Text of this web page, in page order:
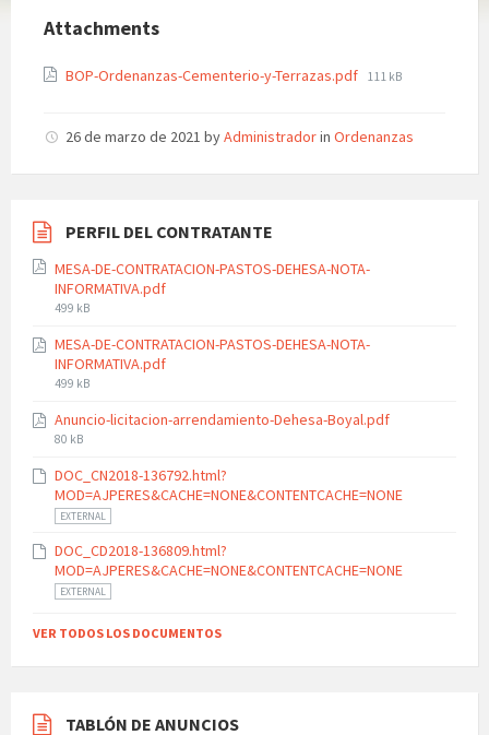
Attachments
BOP-Ordenanzas-Cementerio-y-Terrazas.pdf File
111 kB
26 de marzo de 2021 byAdministradorin Ordenanzas
PERFIL DEL CONTRATANTE
MESA-DE-CONTRATACION-PASTOS-DEHESA-NOTA-
INFORMATIVA.pdf
File
499 kB
MESA-DE-CONTRATACION-PASTOS-DEHESA-NOTA-
INFORMATIVA.pdf
File
499 kB
Anuncio-licitacion-arrendamiento-Dehesa-Boyal.pdf
File
80 kB
DOC_CN2018-136792.html?
MOD=AJPERES&CACHE=NONE&CONTENTCACHE=NONE
EXTERNAL
DOC_CD2018-136809.html?
MOD=AJPERES&CACHE=NONE&CONTENTCACHE=NONE
EXTERNAL
VER TODOS LOS DOCUMENTOS
TABLÓN DE ANUNCIOS